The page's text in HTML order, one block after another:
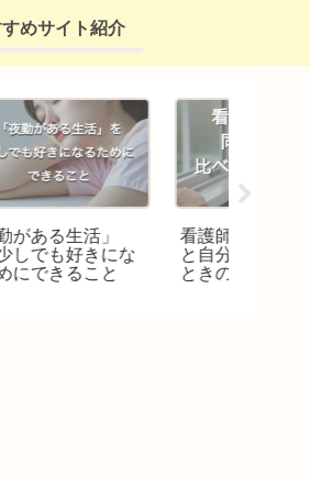
めサイト紹介
看護師・助産師の同期
と自分を比べてしまう
ときの対処法